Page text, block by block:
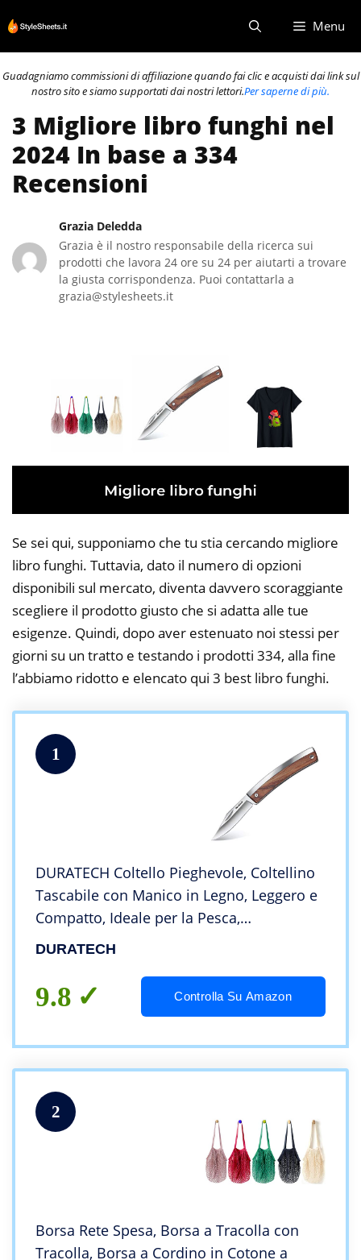
al
contenuto
Menu
Guadagniamo commissioni di affiliazione quando fai clic e acquisti dai link sul
nostro sito e siamo supportati dai nostri lettori.Per saperne di più.
3 Migliore libro funghi nel
2024 In base a 334
Recensioni
Grazia Deledda
Grazia è il nostro responsabile della ricerca sui
prodotti che lavora 24 ore su 24 per aiutarti a trovare
la giusta corrispondenza. Puoi contattarla a
grazia@stylesheets.it
Se sei qui, supponiamo che tu stia cercando migliore
libro funghi. Tuttavia, dato il numero di opzioni
disponibili sul mercato, diventa davvero scoraggiante
scegliere il prodotto giusto che si adatta alle tue
esigenze. Quindi, dopo aver estenuato noi stessi per
giorni su un tratto e testando i prodotti 334, alla fine
l’abbiamo ridotto e elencato qui 3 best libro funghi.
1
DURATECH Coltello Pieghevole, Coltellino
Tascabile con Manico in Legno, Leggero e
Compatto, Ideale per la Pesca,
l’Escursionismo, il Campeggio o il Coltello
DURATECH
9.8 Controlla Su Amazon
2
Borsa Rete Spesa, Borsa a Tracolla con
Tracolla, Borsa a Cordino in Cotone a